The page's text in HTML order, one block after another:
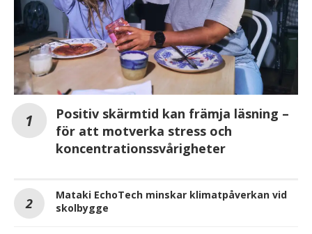
Positiv skärmtid kan främja läsning –
för att motverka stress och
koncentrationssvårigheter
Mataki EchoTech minskar klimatpåverkan vid
skolbygge